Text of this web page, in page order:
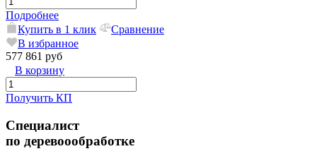
Подробнее
Купить в 1 клик
Сравнение
В избранное
577 861 руб
В корзину
Получить КП
Специалист
по деревоообработке